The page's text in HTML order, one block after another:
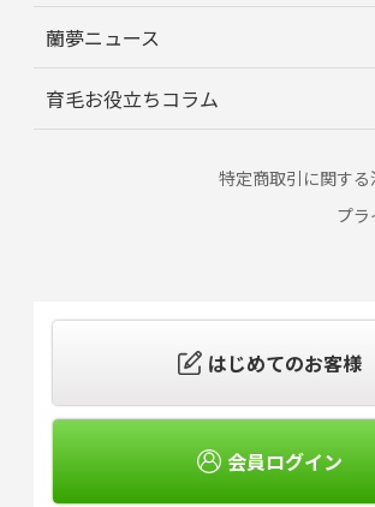
蘭夢ニュース
育毛お役立ちコラム
特定商取引に関す
プ
はじめてのお客様
会員ログイン